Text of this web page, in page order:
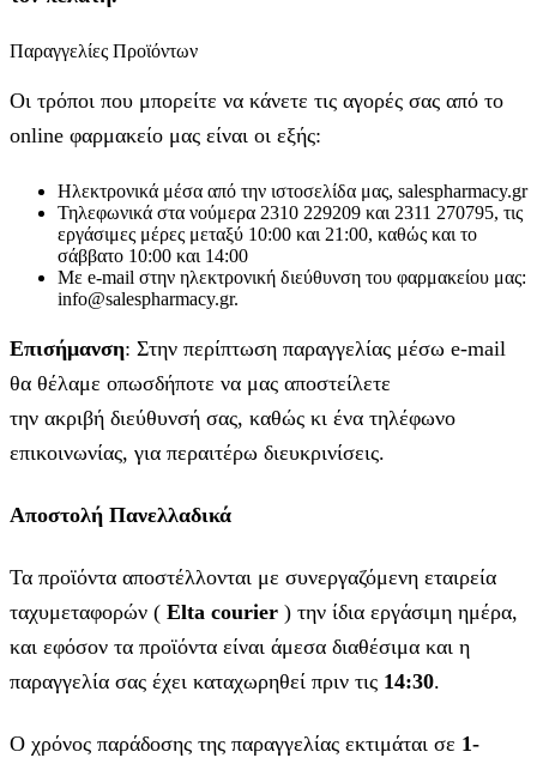
Παραγγελίες Προϊόντων
Οι τρόποι που μπορείτε να κάνετε τις αγορές σας από το
online φαρμακείο μας είναι οι εξής:
Ηλεκτρονικά μέσα από την ιστοσελίδα μας, salespharmacy.gr
Τηλεφωνικά στα νούμερα 2310 229209 και 2311 270795, τις
εργάσιμες μέρες μεταξύ 10:00 και 21:00, καθώς και το
σάββατο 10:00 και 14:00
Με e-mail στην ηλεκτρονική διεύθυνση του φαρμακείου μας:
info@salespharmacy.gr.
Επισήμανση: Στην περίπτωση παραγγελίας μέσω e-mail
θα θέλαμε οπωσδήποτε να μας αποστείλετε
την ακριβή διεύθυνσή σας, καθώς κι ένα τηλέφωνο
επικοινωνίας, για περαιτέρω διευκρινίσεις.
Αποστολή Πανελλαδικά
Τα προϊόντα αποστέλλονται με συνεργαζόμενη εταιρεία
ταχυμεταφορών ( Elta courier ) την ίδια εργάσιμη ημέρα,
και εφόσον τα προϊόντα είναι άμεσα διαθέσιμα και η
παραγγελία σας έχει καταχωρηθεί πριν τις 14:30.
Ο χρόνος παράδοσης της παραγγελίας εκτιμάται σε 1-